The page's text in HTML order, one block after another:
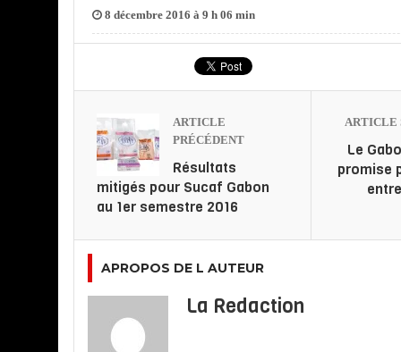
8 décembre 2016 à 9 h 06 min
ARTICLE
PRÉCÉDENT
Résultats
mitigés pour Sucaf Gabon
au 1er semestre 2016
ARTICLE
Le
promise
APROPOS DE L AUTEUR
La Redaction